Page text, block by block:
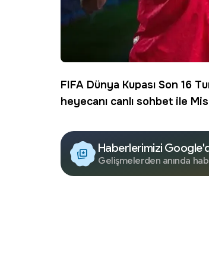
FIFA Dünya Kupası Son 16
heyecanı canlı sohbet ile
Haberlerimizi
Gelişmelerden anında